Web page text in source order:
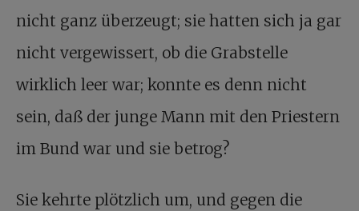
nicht ganz überzeugt; sie hatten sich ja gar
nicht vergewissert, ob die Grabstelle
wirklich leer war; konnte es denn nicht
sein, daß der junge Mann mit den Priestern
im Bund war und sie betrog?
Sie kehrte plötzlich um, und gegen die